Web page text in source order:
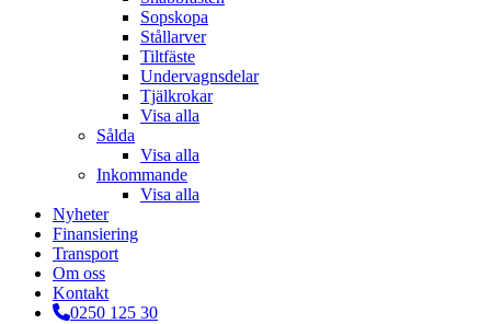
Sopskopa
Stållarver
Tiltfäste
Undervagnsdelar
Tjälkrokar
Visa alla
Sålda
Visa alla
Inkommande
Visa alla
Nyheter
Finansiering
Transport
Om oss
Kontakt
0250 125 30